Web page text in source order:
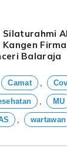
Silaturahmi
Kangen
Balaraja
Camat
MU
wartawan